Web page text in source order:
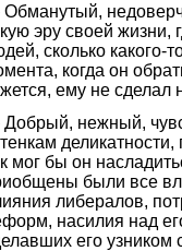
эру своей жизни,
сколько какого-
когда он
ему не сделал
нежный,
мог бы он
были все
либералов,
насилия над
его узником